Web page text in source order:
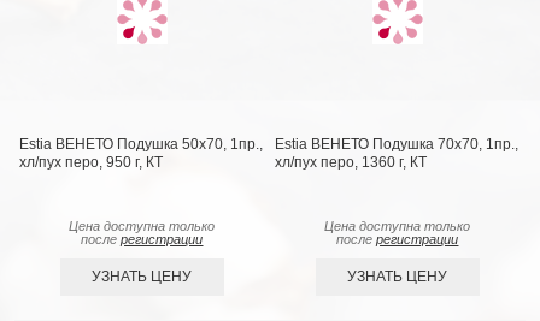
Estia ВЕНЕТО Подушка 50х70, 1пр.,
хл/пух перо, 950 г, КТ
Цена доступна только
послерегистрации
УЗНАТЬ ЦЕНУ
Estia ВЕНЕТО Подушка 70х70, 1пр.,
хл/пух перо, 1360 г, КТ
Цена доступна только
послерегистрации
УЗНАТЬ ЦЕНУ